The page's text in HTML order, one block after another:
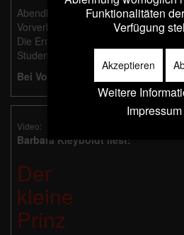
Abendkasse: 26 €, ermäßigt 14 €
Vorverkauf: 25 €, ermäßigt 13 €
Die Ermäßigung gilt für
Studenten und Besucher mit
Bei Vorverkauf erfolgt die
Video:
Barbara Kleyboldt liest:
Der
kleine
Prinz
Funktionalitäten
Verfügung
Akzeptieren
Weitere
Impressum